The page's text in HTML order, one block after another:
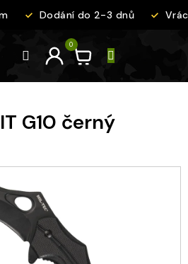
Dodání do 2-3 dnů
G10 černý